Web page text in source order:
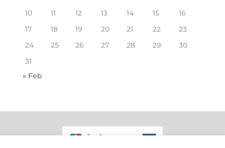
10
11 12 13 14 15
16
17
18 19 20 21 22
23
24
25 26 27 28 29
30
31
« Feb